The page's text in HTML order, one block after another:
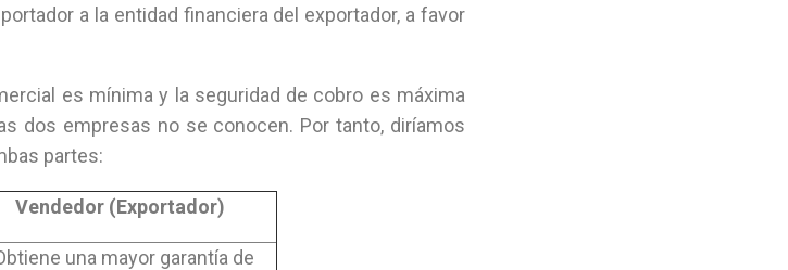
a la entidad financiera del exportador, a favor
es mínima y la seguridad de cobro es máxima
dos empresas no se conocen. Por tanto, diríamos
partes:
Vendedor (Exportador)
una mayor garantía de